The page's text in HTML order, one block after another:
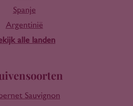
Spanje
Argentinië
alle landen
Sauvignon